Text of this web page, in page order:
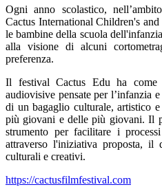
Ogni anno scolastico,
Cactus International Children's
le bambine della scuola
alla visione di alcuni
preferenza.
Il festival Cactus Edu ha
audiovisive pensate per l’infanzia
di un bagaglio culturale, artistico
più giovani e delle più giovani. Il
strumento perfacilitare i
attraverso l'iniziativa proposta,
culturali e creativi.
https://cactusfilmfestival.com